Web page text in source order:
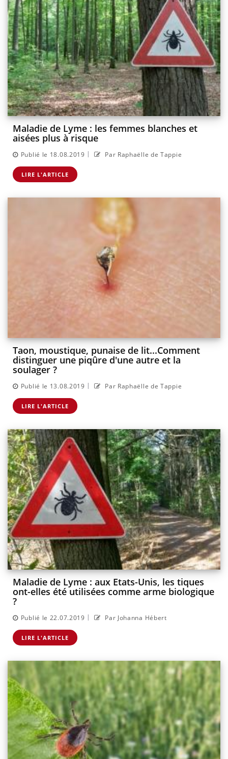
Maladie de Lyme : les femmes blanches et
aisées plus à risque
Publié le 18.08.2019 | Par Raphaëlle de Tappie
LIRE L'ARTICLE
Taon, moustique, punaise de lit...Comment
distinguer une piqûre d'une autre et la
soulager ?
Publié le 13.08.2019 | Par Raphaëlle de Tappie
LIRE L'ARTICLE
Maladie de Lyme : aux Etats-Unis, les tiques
ont-elles été utilisées comme arme biologique
?
Publié le 22.07.2019 | Par Johanna Hébert
LIRE L'ARTICLE